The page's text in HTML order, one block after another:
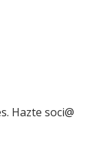
Hazte soci@